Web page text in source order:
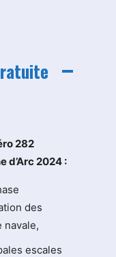
282
d’Arc 2024 :
des
navale,
escales